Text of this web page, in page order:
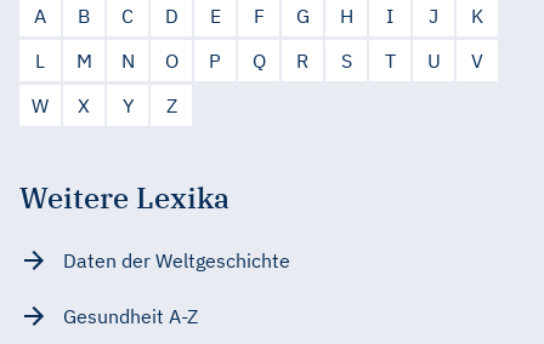
A B C D E F G H I J
K
L
M N O P Q R S T U
V
W
X Y Z
Weitere Lexika
Daten der Weltgeschichte
Gesundheit A-Z